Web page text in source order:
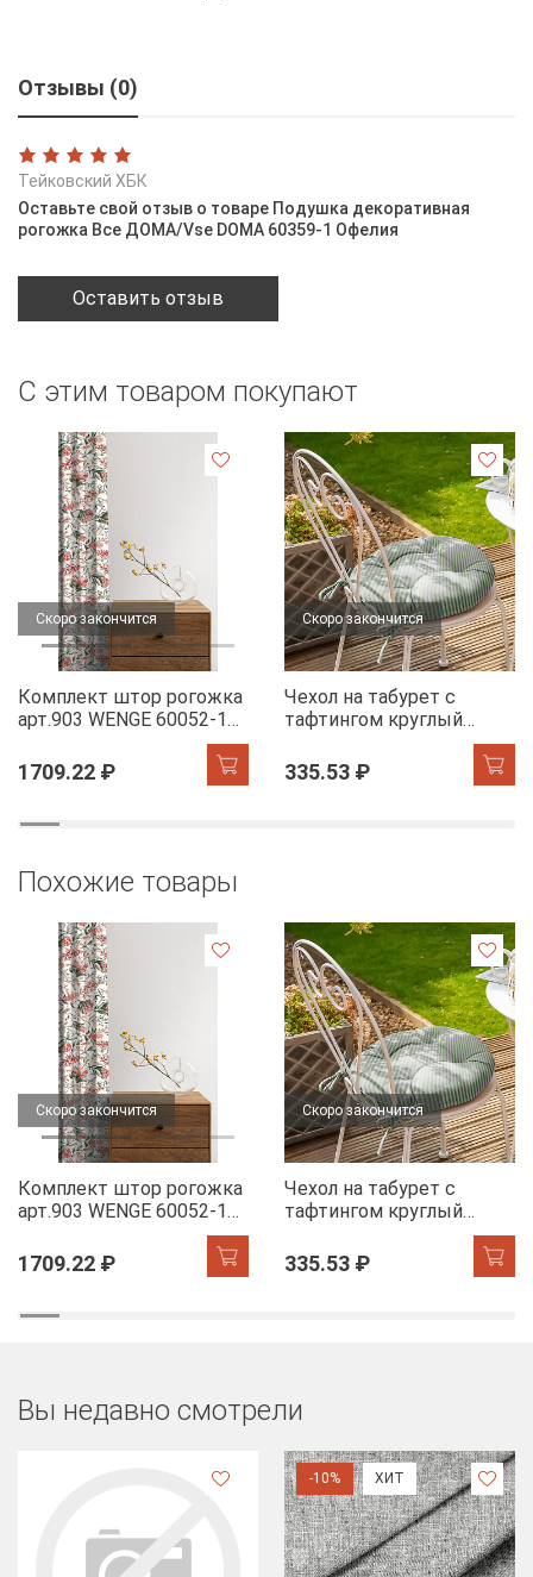
Отзывы (0)
Тейковский ХБК
Оставьте свой отзыв о товаре Подушка декоративная
рогожка Все ДОМА/Vse DOMA 60359-1 Офелия
Оставить отзыв
С этим товаром покупают
Скоро закончится
Комплект штор рогожка
арт.903 WENGE 60052-1
1709.22 ₽
Скоро закончится
Чехол на табурет с
тафтингом круглый
WENGE 60049-1 Tropical
accent
335.53 ₽
Похожие товары
Скоро закончится
Комплект штор рогожка
арт.903 WENGE 60052-1
1709.22 ₽
Скоро закончится
Чехол на табурет с
тафтингом круглый
WENGE 60049-1 Tropical
accent
335.53 ₽
Вы недавно смотрели
-10% ХИТ